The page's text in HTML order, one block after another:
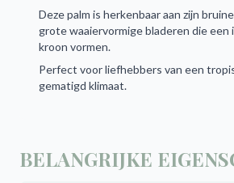
Deze palm is herkenbaar aan zijn
grote waaiervormige bladeren die
kroon vormen.
Perfect voor liefhebbers van een
gematigd klimaat.
BELANGRIJKE